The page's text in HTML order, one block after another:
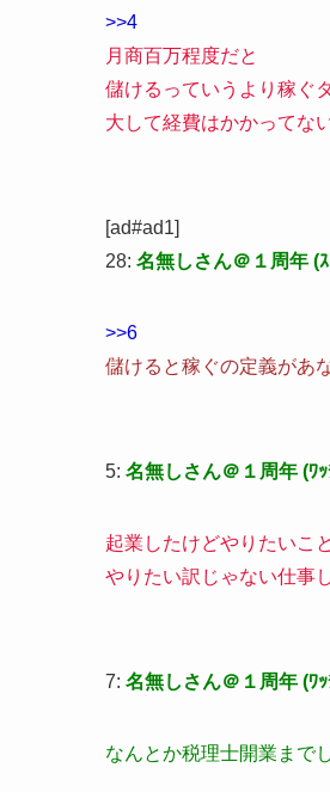
>>4
月商百万程度だと
儲けるっていうより稼ぐ
大して経費はかかってな
[ad#ad1]
28: 名無しさん＠１周年 (
>>6
儲けると稼ぐの定義があ
5: 名無しさん＠１周年 (ﾜ
起業したけどやりたいこ
やりたい訳じゃない仕事
7: 名無しさん＠１周年 (ﾜ
なんとか税理士開業まで